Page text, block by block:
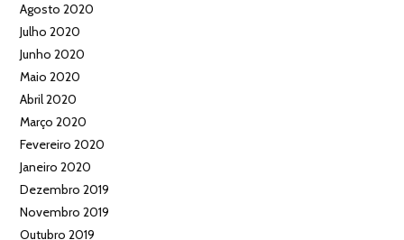
Agosto 2020
Julho 2020
Junho 2020
Maio 2020
Abril 2020
Março 2020
Fevereiro 2020
Janeiro 2020
Dezembro 2019
Novembro 2019
Outubro 2019